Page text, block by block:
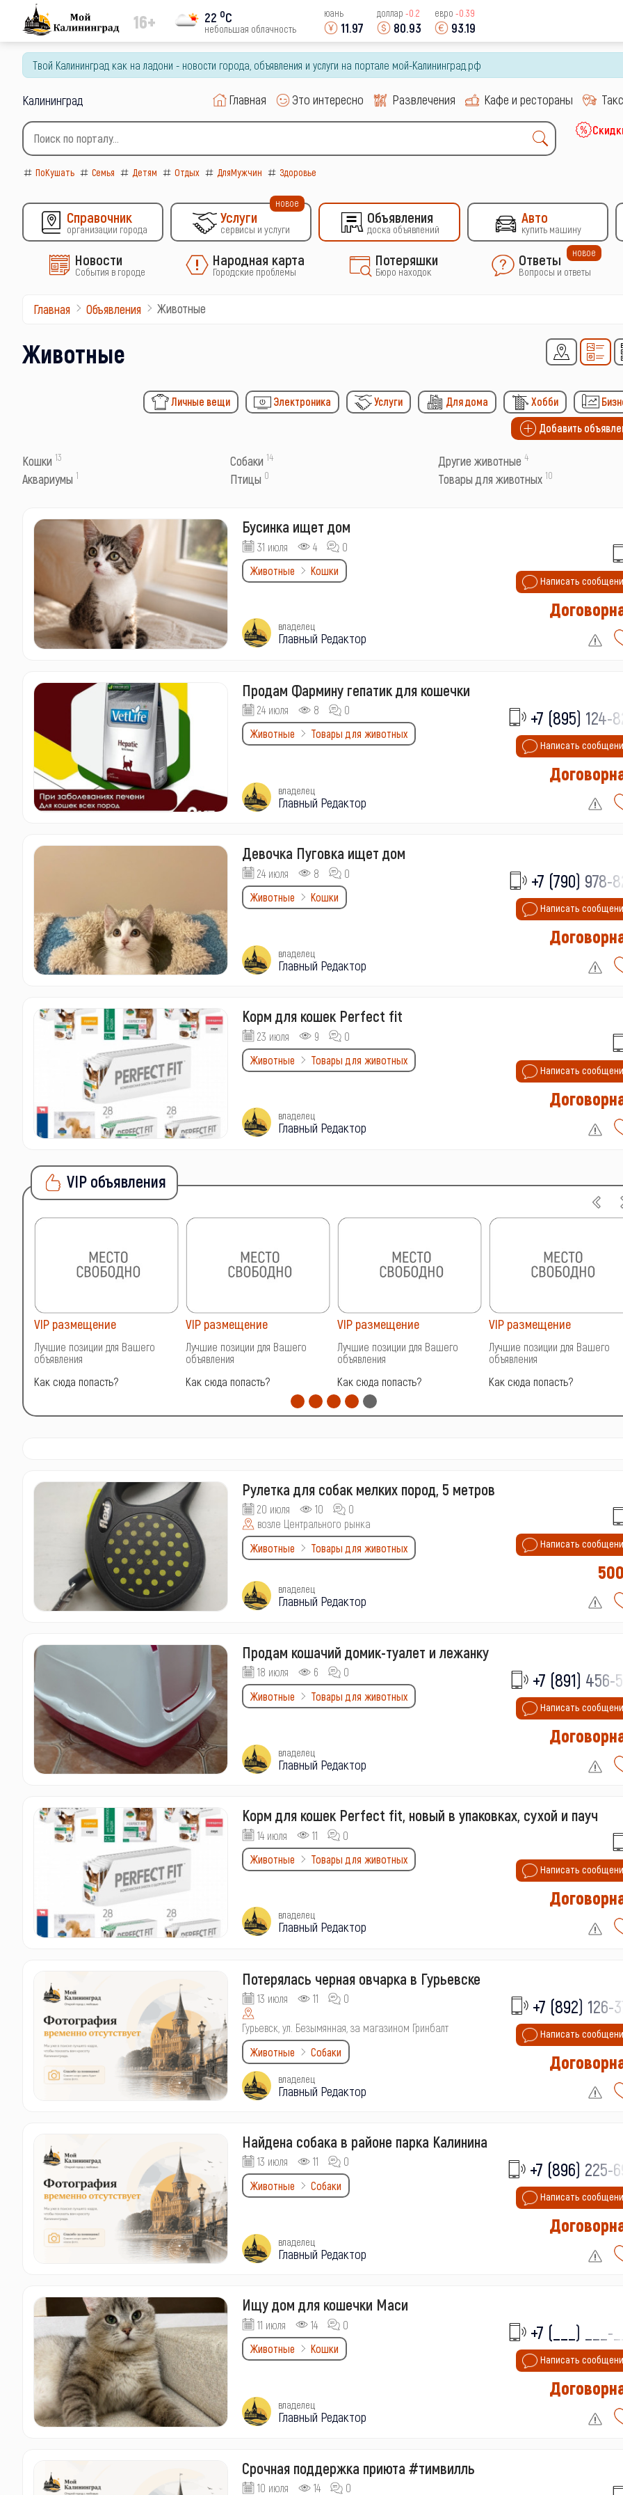
16+ 22 oC
небольшая облачность
юань
11.97
доллар -0.2
80.93
евро -0.39
93.19
Твой Калининград как на ладони - новости города, объявления и услуги на портале мой-Калининград.рф
Калининград Главная Это интересно Развлечения Кафе и рестораны
ПоКушать Семья Детям Отдых ДляМужчин Здоровье
Справочник
организации города
Услуги
сервисы и услуги
новое
Объявления
доска объявлений
Авто
купить машину
Новости
События в городе
Народная карта
Городские проблемы
Потеряшки
Бюро находок
Ответы
Вопросы и ответы
новое
Главная Объявления Животные
Животные
Личные вещи Электроника Услуги Для дома Хобби
Добавить
Кошки 13 Собаки 14 Другие животные 4
Аквариумы 1 Птицы 0 Товары для животных 10
Бусинка ищет дом
31 июля 4
0
Животные
Кошки
Написать
владелец
Главный Редактор
Продам Фармину гепатик для кошечки
24 июля 8
0
Животные
Товары для животных
+7 (895) 124-
Написать
владелец
Главный Редактор
Девочка Пуговка ищет дом
24 июля 8
0
Животные
Кошки
+7 (790) 978-
Написать
владелец
Главный Редактор
Корм для кошек Perfect fit
23 июля 9
0
Животные
Товары для животных
Написать
владелец
Главный Редактор
VIP объявления
VIP размещение
Лучшие позиции для Вашего
объявления
Как сюда попасть?
VIP размещение
Лучшие позиции для Вашего
объявления
Как сюда попасть?
VIP размещение
Лучшие позиции для Вашего
объявления
Как сюда попасть?
VIP размещение
Лучшие позиции для Вашего
объявления
Как сюда попасть?
Рулетка для собак мелких пород, 5 метров
20 июля 10
0
возле Центрального рынка
Животные
Товары для животных Написать
владелец
Главный Редактор
Продам кошачий домик-туалет и лежанку
18 июля 6
0
Животные
Товары для животных
+7 (891) 456-
Написать
владелец
Главный Редактор
Корм для кошек Perfect fit, новый в упаковках, сухой и пауч
14 июля 11
0
Животные
Товары для животных
Написать
владелец
Главный Редактор
Потерялась черная овчарка в Гурьевске
13 июля 11 0
Гурьевск, ул. Безымянная, за магазином Гринбалт
Животные
Собаки
+7 (892) 126-
Написать
владелец
Главный Редактор
Найдена собака в районе парка Калинина
13 июля 11
0
Животные
Собаки
+7 (896) 225-
Написать
владелец
Главный Редактор
Ищу дом для кошечки Маси
11 июля 14
0
Животные
Кошки
+7 (___) ___-
Написать
владелец
Главный Редактор
Срочная поддержка приюта #тимвилль
10 июля 14 0